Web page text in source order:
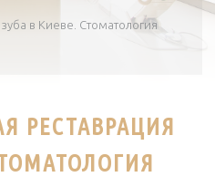
в Киеве. Стоматология
РЕСТАВРАЦИЯ